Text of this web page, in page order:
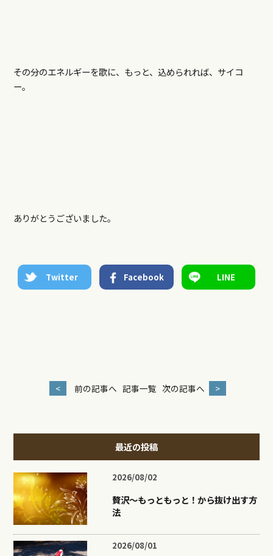
その分のエネルギーを歌に、もっと、込められれば、サイコ
ー。
ありがとうございました。
Twitter Facebook LINE
< 前の記事へ 記事一覧 次の記事へ >
最近の投稿
2026/08/02
贅沢〜もっともっと！から抜け出す方
法
2026/08/01